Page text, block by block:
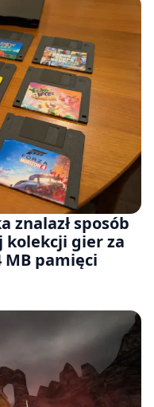
znalazł sposób
kolekcji gier za
MB pamięci